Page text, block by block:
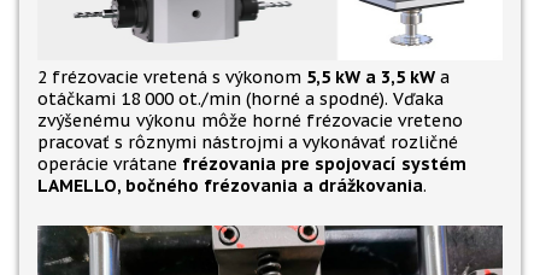
2 frézovacie vretená s výkonom 5,5 kW a 3,5 kW a
otáčkami 18 000 ot./min (horné a spodné). Vďaka
zvýšenému výkonu môže horné frézovacie vreteno
pracovať s rôznymi nástrojmi a vykonávať rozličné
operácie vrátane frézovania pre spojovací systém
LAMELLO, bočného frézovania a drážkovania.